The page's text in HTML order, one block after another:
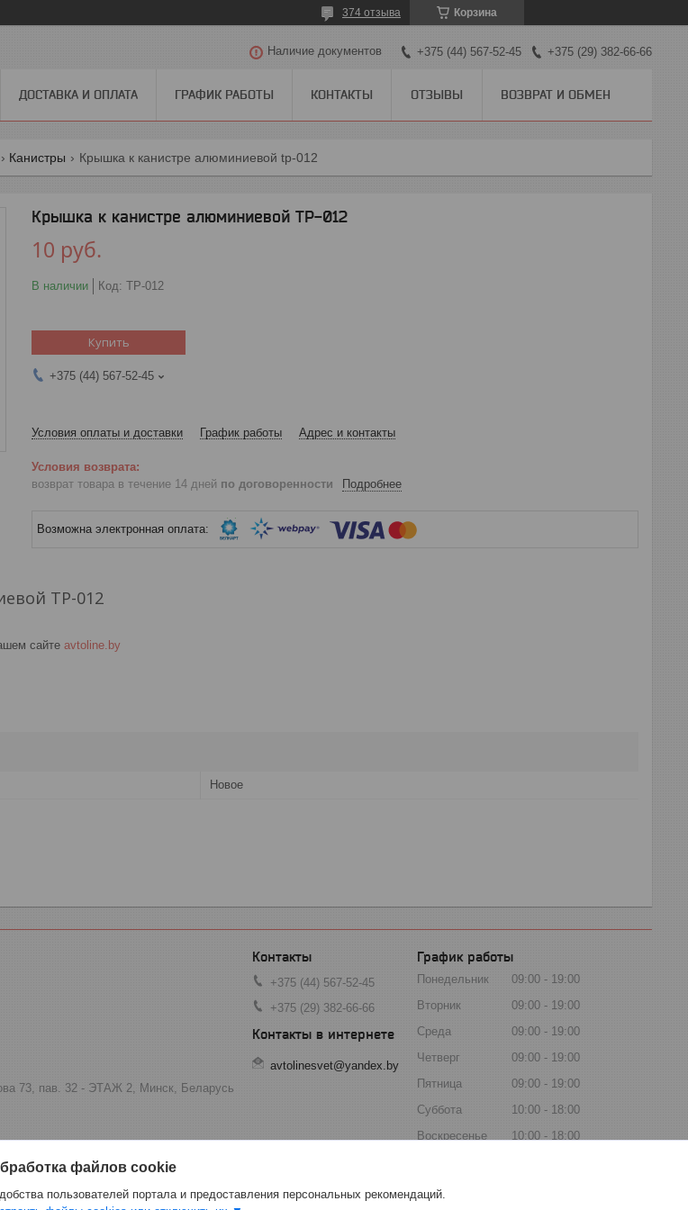
Корзина
374 отзыва
Наличие документов +375 (44) 567-52-45 +375 (29) 382-66-66
ДОСТАВКА И ОПЛАТА ГРАФИК РАБОТЫ КОНТАКТЫ ОТЗЫВЫ ВОЗВРАТ И ОБМЕН
Канистры Крышка к канистре алюминиевой tp-012
Крышка к канистре алюминиевой TP-012
10 руб.
В наличии Код: TP-012
Купить
+375 (44) 567-52-45
Условия оплаты и доставки График работы Адрес и контакты
возврат товара в течение 14 дней по договоренности Подробнее
TP-012
сайте avtoline.by
Новое
73, пав. 32 - ЭТАЖ 2, Минск, Беларусь
+375 (44) 567-52-45
+375 (29) 382-66-66
avtolinesvet@yandex.by
График работы
Понедельник 09:00
19:00
Вторник
09:00
19:00
Среда
09:00
19:00
Четверг
09:00
19:00
Пятница
09:00
19:00
Суббота
10:00
18:00
Воскресенье
10:00 18:00
файлов cookie
пользователей портала и предоставления персональных рекомендаций.